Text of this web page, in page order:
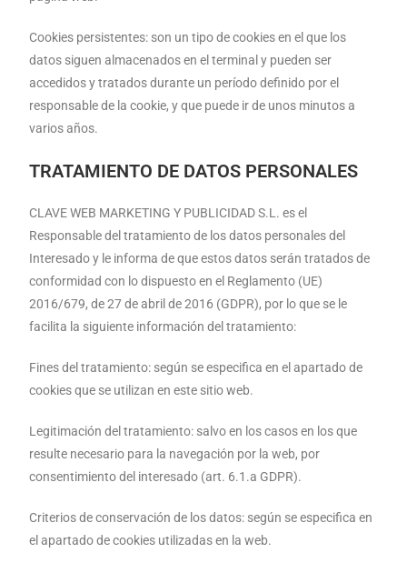
Cookies persistentes: son un tipo de cookies en el que los
datos siguen almacenados en el terminal y pueden ser
accedidos y tratados durante un período definido por el
responsable de la cookie, y que puede ir de unos minutos a
varios años.
TRATAMIENTO DE DATOS PERSONALES
CLAVE WEB MARKETING Y PUBLICIDAD S.L. es el
Responsable del tratamiento de los datos personales del
Interesado y le informa de que estos datos serán tratados de
conformidad con lo dispuesto en el Reglamento (UE)
2016/679, de 27 de abril de 2016 (GDPR), por lo que se le
facilita la siguiente información del tratamiento:
Fines del tratamiento: según se especifica en el apartado de
cookies que se utilizan en este sitio web.
Legitimación del tratamiento: salvo en los casos en los que
resulte necesario para la navegación por la web, por
consentimiento del interesado (art. 6.1.a GDPR).
Criterios de conservación de los datos: según se especifica en
el apartado de cookies utilizadas en la web.